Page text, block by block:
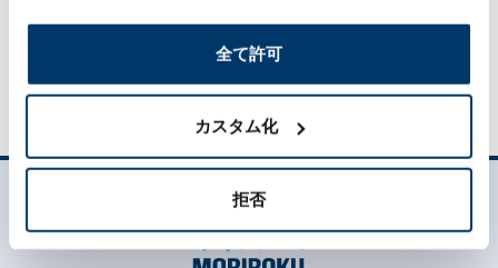
全て許可
カスタム化
拒否
MORILOG一覧